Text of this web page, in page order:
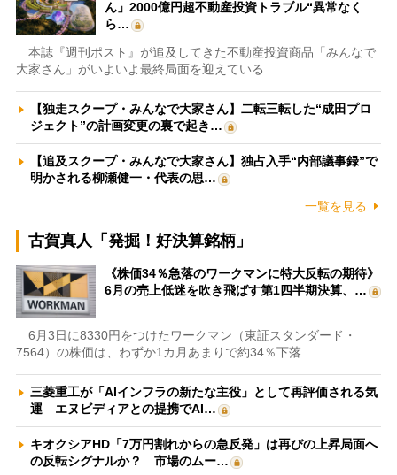
ん」2000億円超不動産投資トラブル“異常なく
ら…
本誌『週刊ポスト』が追及してきた不動産投資商品「みんなで
大家さん」がいよいよ最終局面を迎えている…
【独走スクープ・みんなで大家さん】二転三転した“成田プロ
ジェクト”の計画変更の裏で起き…
【追及スクープ・みんなで大家さん】独占入手“内部議事録”で
明かされる柳瀬健一・代表の思…
一覧を見る
古賀真人「発掘！好決算銘柄」
《株価34％急落のワークマンに特大反転の期待》
6月の売上低迷を吹き飛ばす第1四半期決算、…
6月3日に8330円をつけたワークマン（東証スタンダード・
7564）の株価は、わずか1カ月あまりで約34％下落…
三菱重工が「AIインフラの新たな主役」として再評価される気
運 エヌビディアとの提携でAI…
キオクシアHD「7万円割れからの急反発」は再びの上昇局面へ
の反転シグナルか？ 市場のムー…